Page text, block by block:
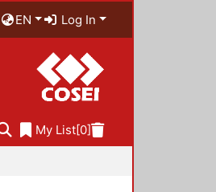
EN Log In
My List[0]